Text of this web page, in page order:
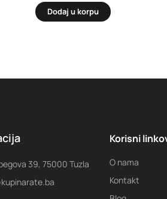
Dodaj u korpu
39, 75000 Tuzla
Korisni
O nama
Kontakt